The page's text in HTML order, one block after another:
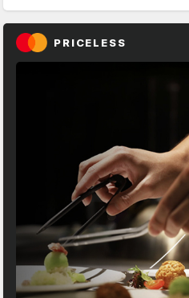
PRICELESS